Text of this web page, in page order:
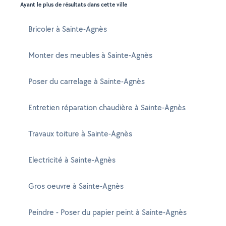
Ayant le plus de résultats dans cette ville
Bricoler à Sainte-Agnès
Monter des meubles à Sainte-Agnès
Poser du carrelage à Sainte-Agnès
Entretien réparation chaudière à Sainte-Agnès
Travaux toiture à Sainte-Agnès
Electricité à Sainte-Agnès
Gros oeuvre à Sainte-Agnès
Peindre - Poser du papier peint à Sainte-Agnès